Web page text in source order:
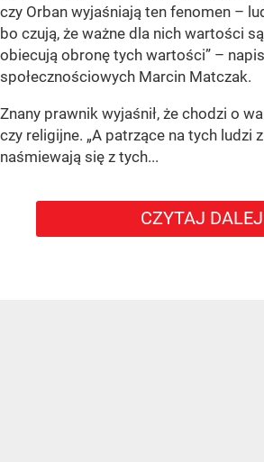
czy Orban wyjaśniają ten fenomen –
bo czują, że ważne dla nich wartości
obiecują obronę tych wartości” –
społecznościowych Marcin Matczak.
Znany prawnik wyjaśnił, że chodzi o
czy religijne. „A patrzące na tych ludzi
naśmiewają się z tych...
CZYTAJ DALEJ